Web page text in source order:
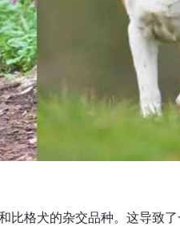
比格犬的杂交品种。这导致